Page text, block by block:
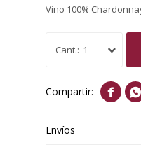
Vino 100%
1
 
Envíos